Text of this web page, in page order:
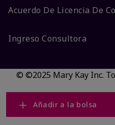
Añadir a la bolsa
Acuerdo De Licencia De
Ingreso Consultora
© ©2025 Mary Kay Inc.
Código DSA/Queja al
Transparencia en CA